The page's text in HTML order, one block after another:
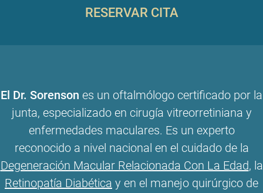
RESERVAR CITA
El Dr. Sorenson es un oftalmólogo certificado por la
junta, especializado en cirugía vitreorretiniana y
enfermedades maculares. Es un experto
reconocido a nivel nacional en el cuidado de la
Degeneración Macular Relacionada Con La Edad, la
Retinopatía Diabética y en el manejo quirúrgico de